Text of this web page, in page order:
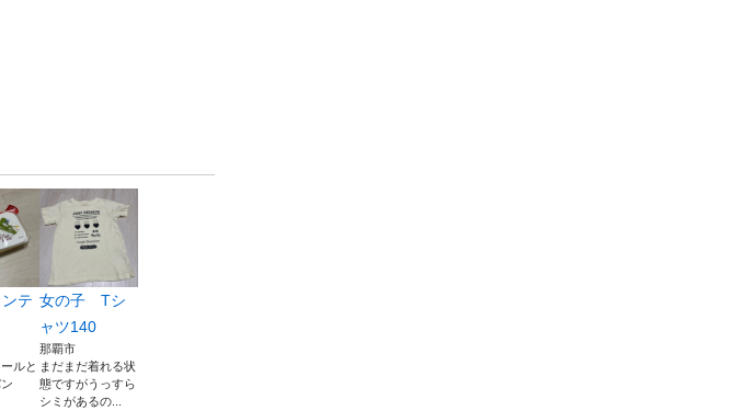
テ
ルと
女の子 Tシ
ャツ140
那覇市
まだまだ着れる状
態ですがうっすら
シミがあるの...